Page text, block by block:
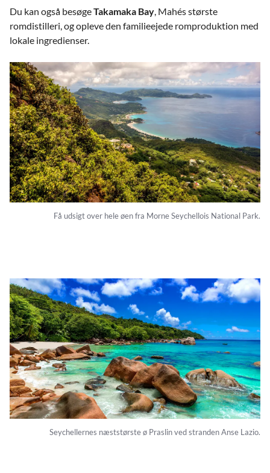
Du kan også besøgeTakamaka Bay, Mahés største
romdistilleri, og opleve den familieejede romproduktion med
lokale ingredienser.
Få udsigt over hele øen fra Morne Seychellois National Park.
Seychellernes næststørste ø Praslin ved stranden Anse Lazio.